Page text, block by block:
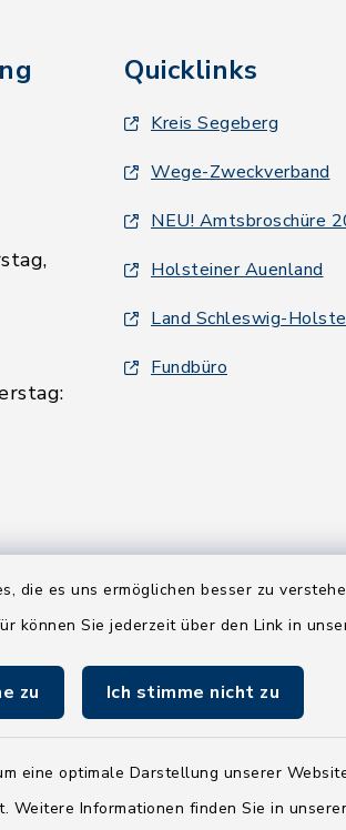
die es uns ermöglichen besser zu
können Sie jederzeit über den Link in
zu Ich stimme nicht zu
eine optimale Darstellung unserer
Informationen finden Sie in
Quicklinks
Kreis Segeberg
Wege-Zweckverband
NEU! Amtsbroschüre
Holsteiner Auenland
Land Schleswig-
Fundbüro